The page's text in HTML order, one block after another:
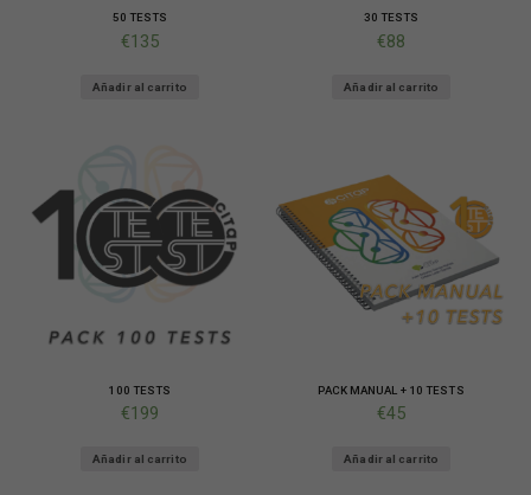
50 TESTS
€135
Añadir al carrito
30 TESTS
€88
Añadir al carrito
100 TESTS
€199
Añadir al carrito
PACK MANUAL + 10 TESTS
€45
Añadir al carrito
Son